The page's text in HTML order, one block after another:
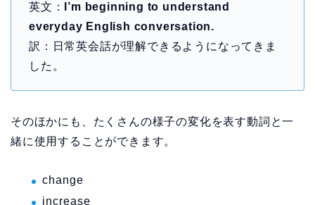
英文：
I’m beginning to understand
everyday English conversation.
訳：日常英会話が理解できるようになってきま
した。
そのほかにも、たくさんの様子の変化を表す動詞と一
緒に使用することができます。
change
increase